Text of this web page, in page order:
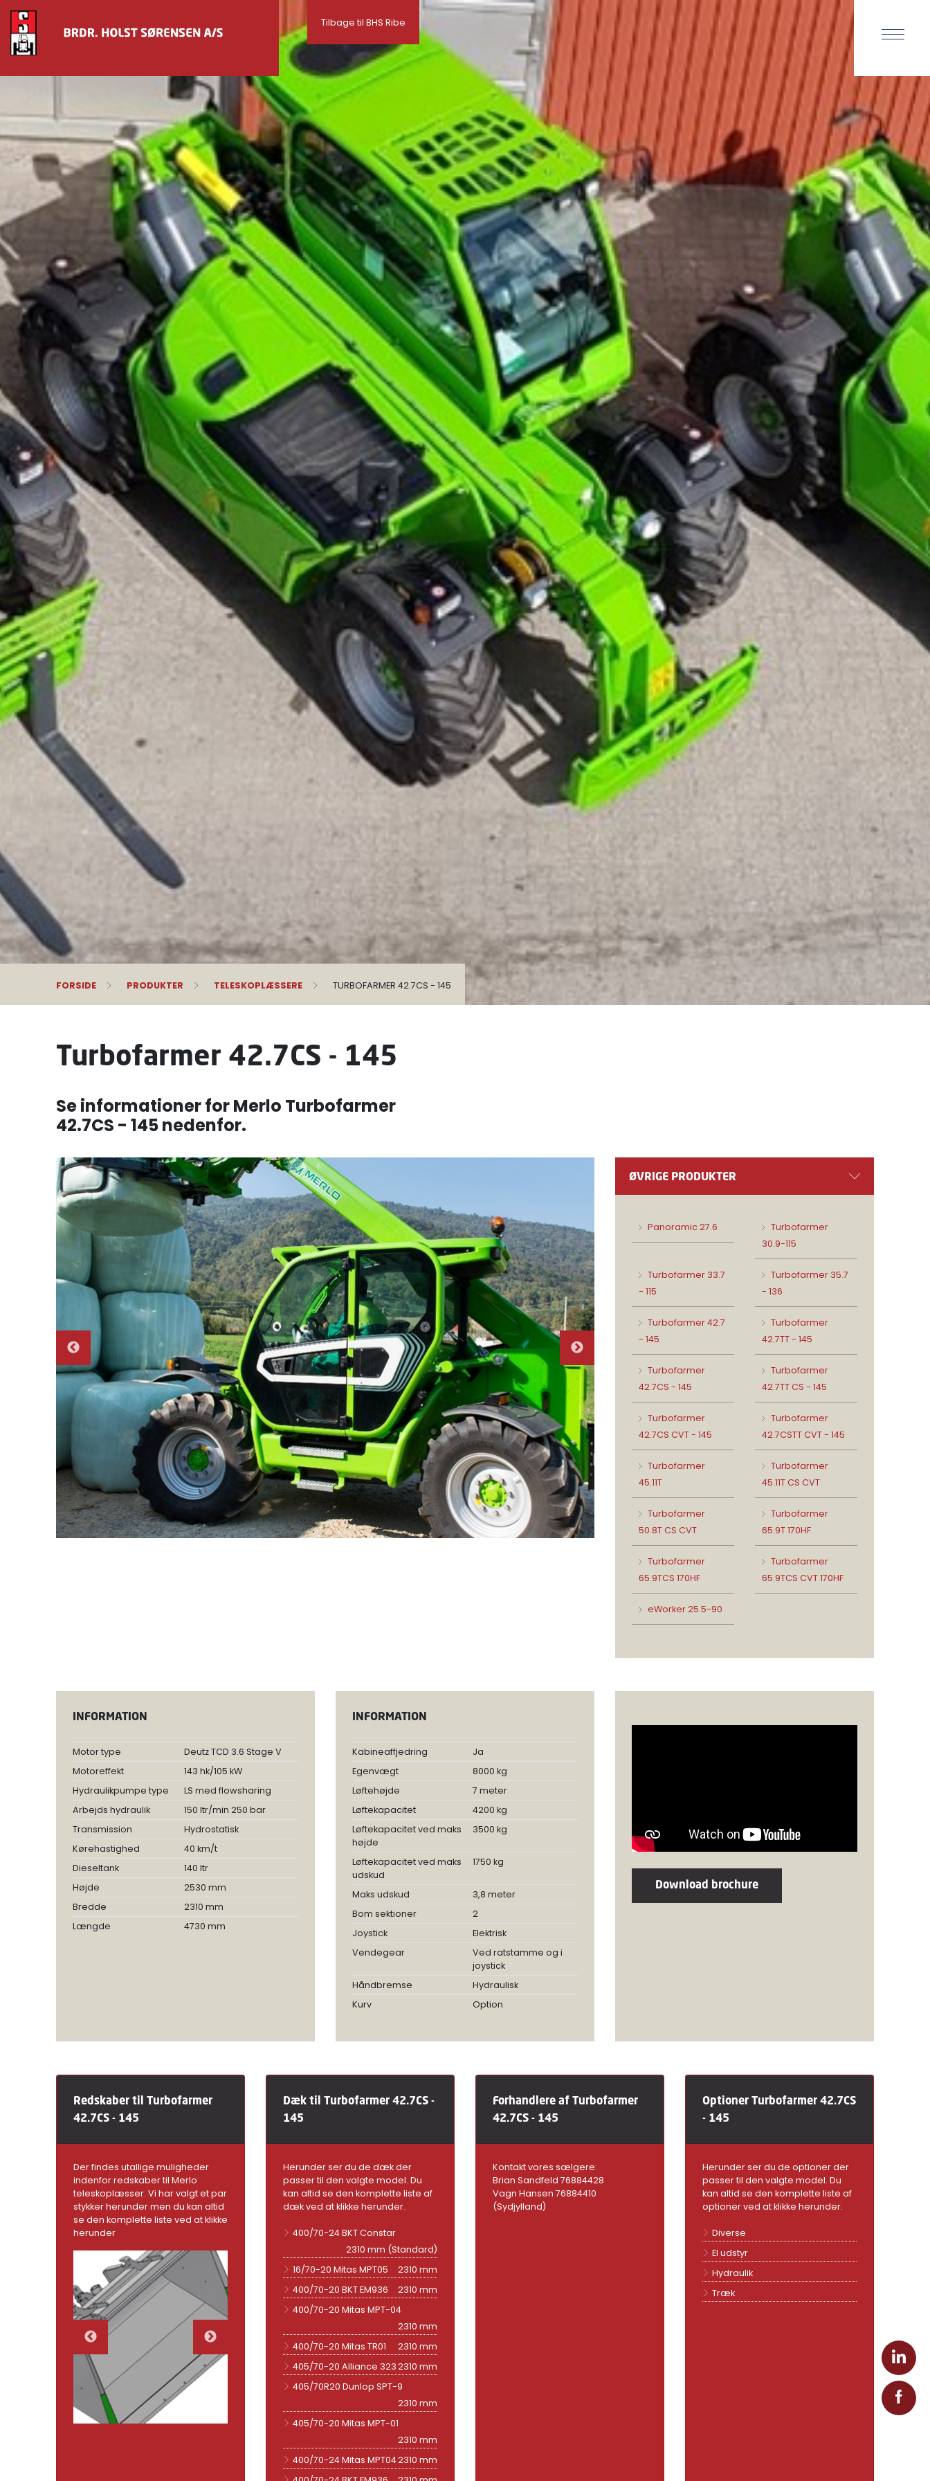
Tilbage til BHS Ribe
FORSIDE PRODUKTER TELESKOPLÆSSERE TURBOFARMER 42.7CS - 145
Turbofarmer 42.7CS - 145
Se informationer for Merlo Turbofarmer
42.7CS - 145 nedenfor.
ØVRIGE PRODUKTER
Panoramic 27.6
Turbofarmer
30.9-115
Turbofarmer 33.7
- 115
Turbofarmer 35.7
- 136
Turbofarmer 42.7
- 145
Turbofarmer
42.7TT - 145
Turbofarmer
42.7CS - 145
Turbofarmer
42.7TT CS - 145
Turbofarmer
42.7CS CVT - 145
Turbofarmer
42.7CSTT CVT - 145
Turbofarmer
45.11T
Turbofarmer
45.11T CS CVT
Turbofarmer
50.8T CS CVT
Turbofarmer
65.9T 170HF
Turbofarmer
65.9TCS 170HF
Turbofarmer
65.9TCS CVT 170HF
eWorker 25.5-90
INFORMATION
Motor type
Deutz TCD 3.6 Stage V
Motoreffekt
143 hk/105 kW
Hydraulikpumpe type
LS med flowsharing
Arbejds hydraulik
150 ltr/min 250 bar
Transmission
Hydrostatisk
Kørehastighed
40 km/t
Dieseltank
140 ltr
Højde
2530 mm
Bredde
2310 mm
Længde
4730 mm
INFORMATION
Kabineaffjedring
Ja
Egenvægt
8000 kg
Løftehøjde
7 meter
Løftekapacitet
4200 kg
Løftekapacitet ved maks
højde
3500 kg
Løftekapacitet ved maks
udskud
1750 kg
Maks udskud
3,8 meter
Bom sektioner
2
Joystick
Elektrisk
Vendegear
Ved ratstamme og i
joystick
Håndbremse
Hydraulisk
Kurv
Option
Download brochure
Redskaber til Turbofarmer
42.7CS - 145
Der findes utallige muligheder
indenfor redskaber til Merlo
teleskoplæsser. Vi har valgt et par
stykker herunder men du kan altid
se den komplette liste ved at klikke
herunder
Dæk til Turbofarmer 42.7CS -
145
Herunder ser du de dæk der
passer til den valgte model. Du
kan altid se den komplette liste af
dæk ved at klikke herunder.
400/70-24 BKT Constar
2310 mm (Standard)
16/70-20 Mitas MPT05
2310 mm
400/70-20 BKT EM936
2310 mm
400/70-20 Mitas MPT-04
2310 mm
400/70-20 Mitas TR01
2310 mm
405/70-20 Alliance 3232310 mm
405/70R20 Dunlop SPT-9
2310 mm
405/70-20 Mitas MPT-01
2310 mm
400/70-24 Mitas MPT042310 mm
Forhandlere af Turbofarmer
42.7CS - 145
Kontakt vores sælgere:
Brian Sandfeld 76884428
Vagn Hansen 76884410
(Sydjylland)
Optioner Turbofarmer 42.7CS
- 145
Herunder ser du de optioner der
passer til den valgte model. Du
kan altid se den komplette liste af
optioner ved at klikke herunder.
Diverse
El udstyr
Hydraulik
Træk